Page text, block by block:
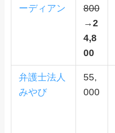
ーディアン
800
→2
4,8
00
弁護士法人
みやび
55,
000